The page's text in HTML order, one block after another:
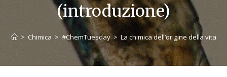
(introduzione)
> Chimica > #ChemTuesday > La chimica dell’origine della vita: